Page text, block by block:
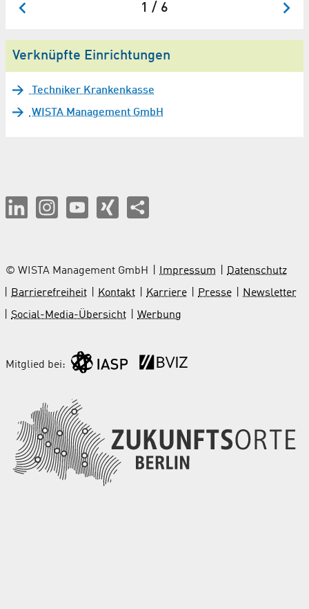
1 / 6
Verknüpfte Einrichtungen
Techniker Krankenkasse
WISTA Management GmbH
© WISTA Management GmbH Impressum
Datenschutz
Barrierefreiheit
Kontakt Karriere Presse
Newsletter
Social-Media-Übersicht
Werbung
Mitglied bei: